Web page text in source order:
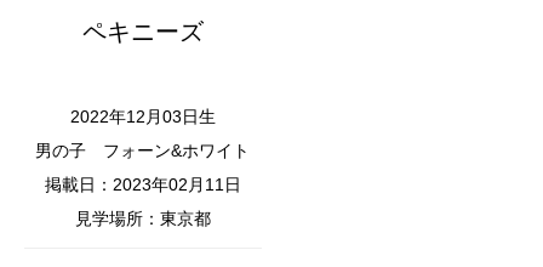
ペキニーズ
2022年12月03日生
男の子
フォーン&ホワイト
掲載日：2023年02月11日
見学場所：東京都